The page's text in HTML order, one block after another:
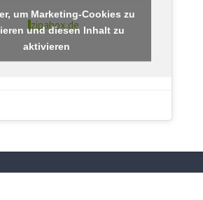
zipabox.de
um Marketing-Cookies zu
und diesen Inhalt zu
aktivieren